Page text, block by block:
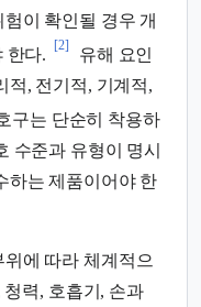
이 확인될 경우 개
한다.
[2]
유해 요인
적, 전기적, 기계적,
구는 단순히 착용하
수준과 유형이 명시
하는 제품이어야 한
에 따라 체계적으
청력, 호흡기, 손과